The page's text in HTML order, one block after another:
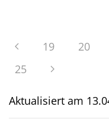
19 20
25
Aktualisiert am